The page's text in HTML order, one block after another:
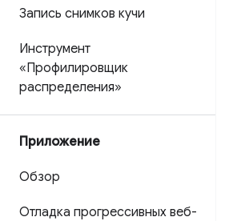
Запись снимков кучи
Инструмент
«Профилировщик
распределения»
Приложение
Обзор
Отладка прогрессивных веб-